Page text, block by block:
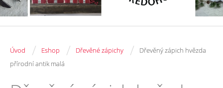
Úvod / Eshop / Dřevěné zápichy /
Dřevěný zápich hvězda
přírodní antik malá